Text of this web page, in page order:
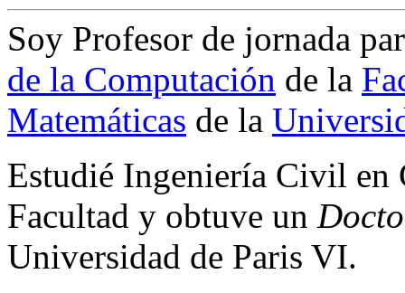
Soy Profesor de jornada
de la Computación de la
Matemáticas de la
Estudié Ingeniería Civil en
Facultad y obtuve un
Universidad de Paris VI.